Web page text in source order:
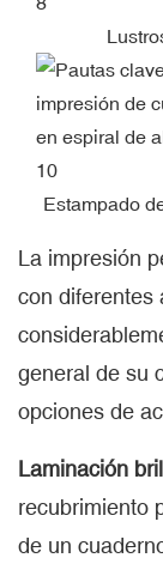
Estampado
La impresión
con diferentes
general de su
opciones de
Laminación
recubrimiento
de un